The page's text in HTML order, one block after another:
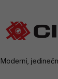
Moderní,